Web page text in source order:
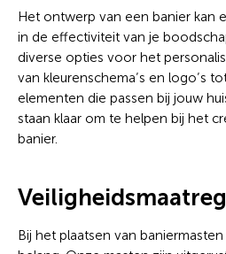
Het ontwerp van een banier kan
in de effectiviteit van je
diverse opties voor het
van kleurenschema’s en logo’s
elementen die passen bij jouw
staan klaar om te helpen bij het
banier.
Bij het plaatsen van